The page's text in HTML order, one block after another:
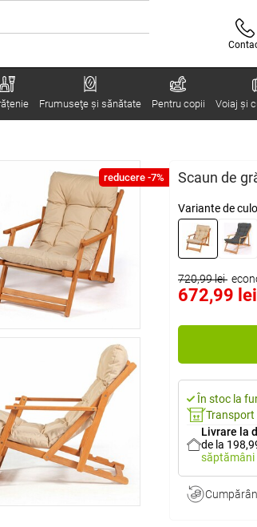
Frumuseţe şi sănătate Pentru copii Voiaj și
reducere -7% Scaun de
Variante de
720,99 lei
672,99 lei
În stoc la
Transport
Livrare la
de la
săptămâni